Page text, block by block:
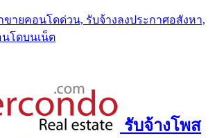
ายคอนโดด่วน, รับจ้างลงประกาศอสังหา,
โดบนเน็ต
รับจ้างโพส